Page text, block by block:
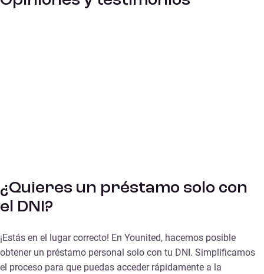
¿Quieres un préstamo solo con
el DNI?
¡Estás en el lugar correcto! En Younited, hacemos posible
obtener un préstamo personal solo con tu DNI. Simplificamos
el proceso para que puedas acceder rápidamente a la